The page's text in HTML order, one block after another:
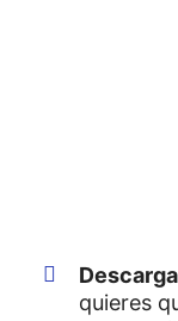
quieres